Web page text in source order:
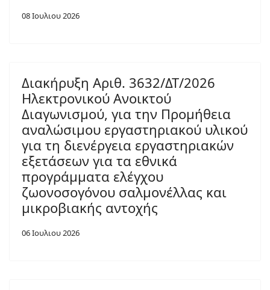
08 Ιουλιου 2026
Διακήρυξη Αριθ. 3632/ΔΤ/2026
Ηλεκτρονικού Ανοικτού
Διαγωνισμού, για την Προμήθεια
αναλώσιμου εργαστηριακού υλικού
για τη διενέργεια εργαστηριακών
εξετάσεων για τα εθνικά
προγράμματα ελέγχου
ζωονοσογόνου σαλμονέλλας και
μικροβιακής αντοχής
06 Ιουλιου 2026